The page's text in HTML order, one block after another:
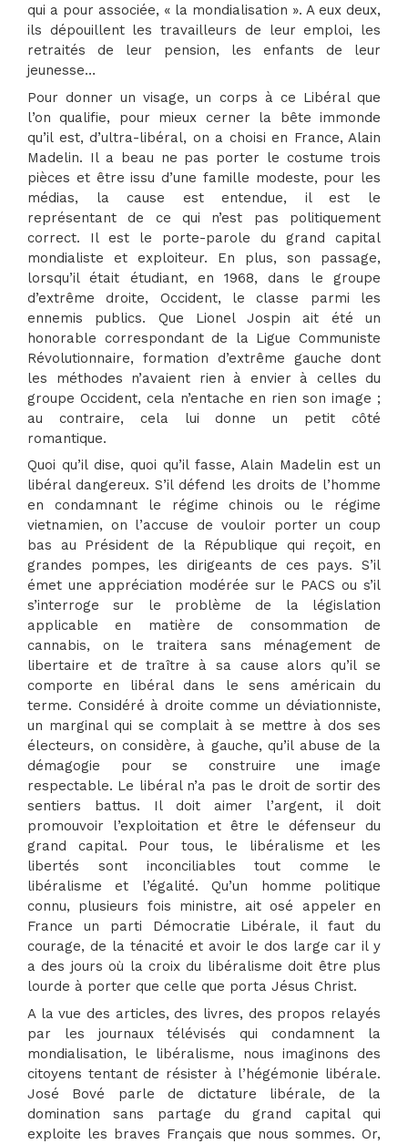
qui a pour associée, « la mondialisation ». A eux deux,
ils dépouillent les travailleurs de leur emploi, les
retraités de leur pension, les enfants de leur
jeunesse…
Pour donner un visage, un corps à ce Libéral que
l’on qualifie, pour mieux cerner la bête immonde
qu’il est, d’ultra-libéral, on a choisi en France, Alain
Madelin. Il a beau ne pas porter le costume trois
pièces et être issu d’une famille modeste, pour les
médias, la cause est entendue, il est le
représentant de ce qui n’est pas politiquement
correct. Il est le porte-parole du grand capital
mondialiste et exploiteur. En plus, son passage,
lorsqu’il était étudiant, en 1968, dans le groupe
d’extrême droite, Occident, le classe parmi les
ennemis publics. Que Lionel Jospin ait été un
honorable correspondant de la Ligue Communiste
Révolutionnaire, formation d’extrême gauche dont
les méthodes n’avaient rien à envier à celles du
groupe Occident, cela n’entache en rien son image ;
au contraire, cela lui donne un petit côté
romantique.
Quoi qu’il dise, quoi qu’il fasse, Alain Madelin est un
libéral dangereux. S’il défend les droits de l’homme
en condamnant le régime chinois ou le régime
vietnamien, on l’accuse de vouloir porter un coup
bas au Président de la République qui reçoit, en
grandes pompes, les dirigeants de ces pays. S’il
émet une appréciation modérée sur le PACS ou s’il
s’interroge sur le problème de la législation
applicable en matière de consommation de
cannabis, on le traitera sans ménagement de
libertaire et de traître à sa cause alors qu’il se
comporte en libéral dans le sens américain du
terme. Considéré à droite comme un déviationniste,
un marginal qui se complait à se mettre à dos ses
électeurs, on considère, à gauche, qu’il abuse de la
démagogie pour se construire une image
respectable. Le libéral n’a pas le droit de sortir des
sentiers battus. Il doit aimer l’argent, il doit
promouvoir l’exploitation et être le défenseur du
grand capital. Pour tous, le libéralisme et les
libertés sont inconciliables tout comme le
libéralisme et l’égalité. Qu’un homme politique
connu, plusieurs fois ministre, ait osé appeler en
France un parti Démocratie Libérale, il faut du
courage, de la ténacité et avoir le dos large car il y
a des jours où la croix du libéralisme doit être plus
lourde à porter que celle que porta Jésus Christ.
A la vue des articles, des livres, des propos relayés
par les journaux télévisés qui condamnent la
mondialisation, le libéralisme, nous imaginons des
citoyens tentant de résister à l’hégémonie libérale.
José Bové parle de dictature libérale, de la
domination sans partage du grand capital qui
exploite les braves Français que nous sommes. Or,